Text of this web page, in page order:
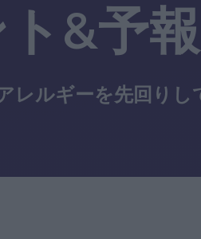
ト&予報
レルギーを先回りし